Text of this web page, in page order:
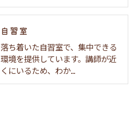
自習室
落ち着いた自習室で、集中できる
環境を提供しています。講師が近
くにいるため、わか…